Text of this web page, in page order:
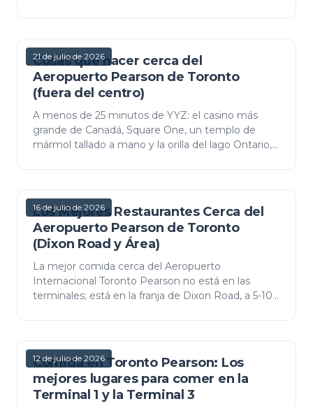
21 de julio de 2026
Cosas que hacer cerca del
Aeropuerto Pearson de Toronto
(fuera del centro)
A menos de 25 minutos de YYZ: el casino más
grande de Canadá, Square One, un templo de
mármol tallado a mano y la orilla del lago Ontario,
16 de julio de 2026
Los Mejores Restaurantes Cerca del
Aeropuerto Pearson de Toronto
(Dixon Road y Área)
La mejor comida cerca del Aeropuerto
Internacional Toronto Pearson no está en las
terminales; está en la franja de Dixon Road, a 5-10
12 de julio de 2026
Comida en Toronto Pearson: Los
mejores lugares para comer en la
Terminal 1 y la Terminal 3